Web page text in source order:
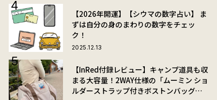
【2026年開運】【シウマの数字占い】 ま
ずは自分の身のまわりの数字をチェッ
ク！
2025.12.13
【InRed付録レビュー】キャンプ道具も収
まる大容量！2WAY仕様の「ムーミン ショ
ルダーストラップ付きボストンバッグ」